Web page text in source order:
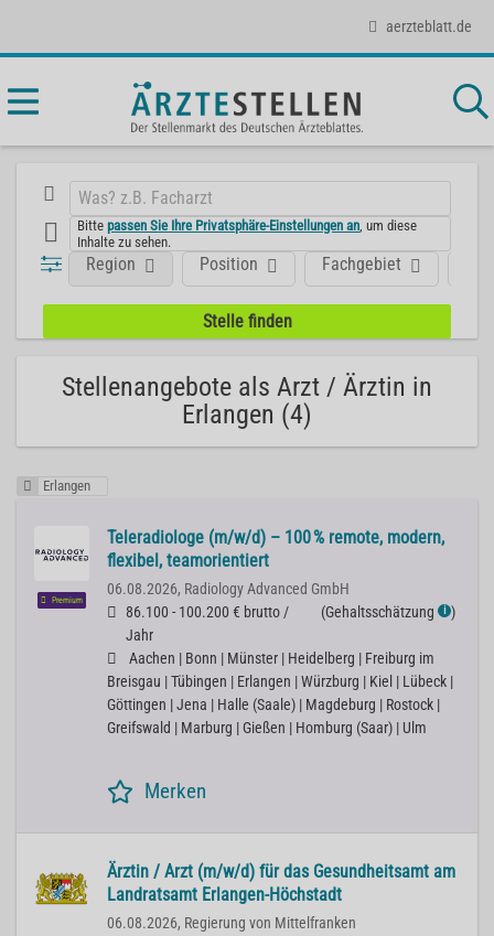
aerzteblatt.de
Bittepassen Sie Ihre Privatsphäre-Einstellungen an , um diese
Inhalte zu sehen.
Position Fachgebiet
Region
Stellenangebote als Arzt / Ärztin in
Erlangen (4)
Erlangen
Premium
Teleradiologe (m/w/d) – 100 % remote, modern,
flexibel, teamorientiert
06.08.2026, Radiology Advanced GmbH
86.100 - 100.200 € brutto /
Jahr
(Gehaltsschätzung ℹ )
Aachen | Bonn | Münster | Heidelberg | Freiburg im
Breisgau | Tübingen | Erlangen | Würzburg | Kiel | Lübeck |
Göttingen | Jena | Halle (Saale) | Magdeburg | Rostock |
Greifswald | Marburg | Gießen | Homburg (Saar) | Ulm
Merken
Ärztin / Arzt (m/w/d) für das Gesundheitsamt am
Landratsamt Erlangen-Höchstadt
06.08.2026, Regierung von Mittelfranken